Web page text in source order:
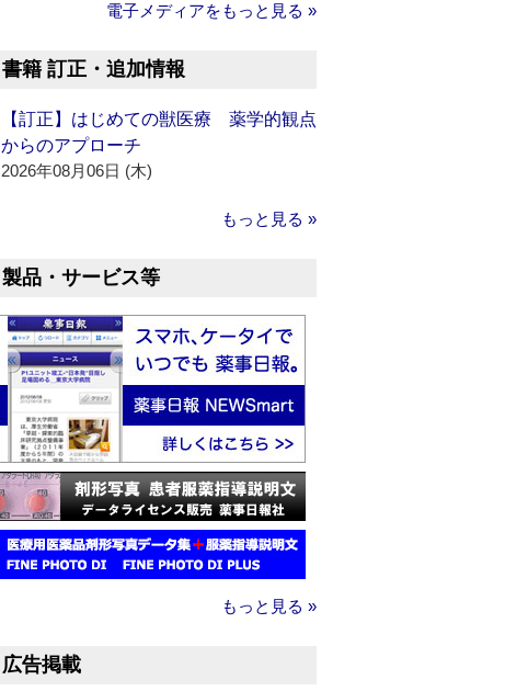
電子メディアをもっと見る »
書籍 訂正・追加情報
【訂正】はじめての獣医療 薬学的観点
からのアプローチ
2026年08月06日 (木)
もっと見る »
製品・サービス等
もっと見る »
広告掲載